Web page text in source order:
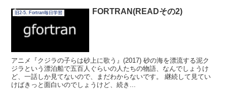
旧2-5. Fortran毎日学習 FORTRAN(READその2)
アニメ『クジラの子らは砂上に歌う』(2017) 砂の海を漂流する泥ク
ジラという漂泊船で五百人ぐらいの人たちの物語、なんでしょうけ
ど、一話しか見てないので、まだわからないです。 継続して見てい
けばきっと面白いのでしょうけど、続き...